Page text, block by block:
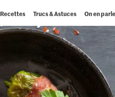
Recettes Trucs & Astuces On en